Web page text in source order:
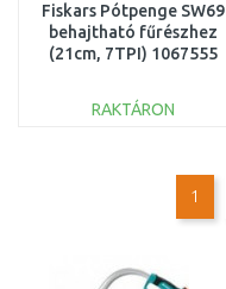
Fiskars Pótpenge SW69
behajtható fűrészhez
(21cm, 7TPI) 1067555
RAKTÁRON
1